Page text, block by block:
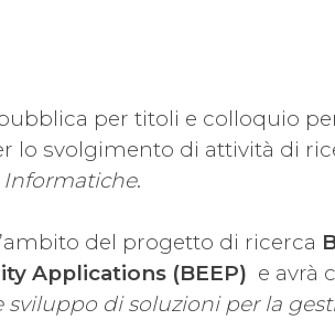
per titoli e colloquio
lo svolgimento di attività di
Informatiche.
del progetto di ricerca
Applications (BEEP) e avrà
sviluppo di soluzioni per la